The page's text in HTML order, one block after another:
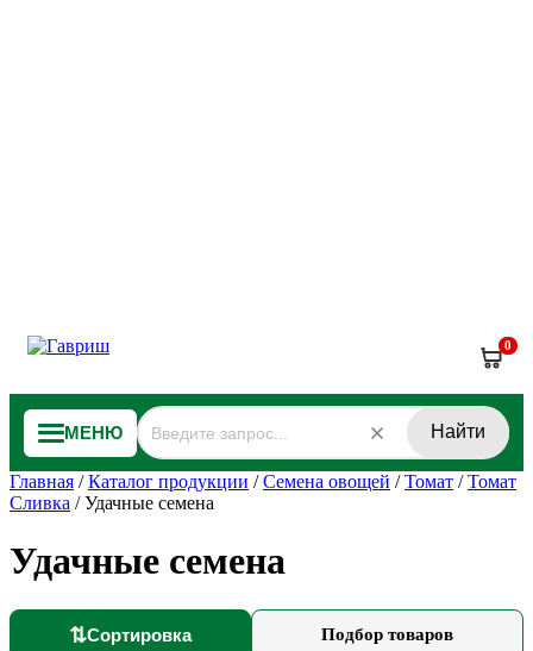
0
МЕНЮ Найти
Главная /Каталог продукции /Семена овощей /Томат /Томат
Сливка /Удачные семена
Удачные семена
⇅Сортировка Подбор товаров